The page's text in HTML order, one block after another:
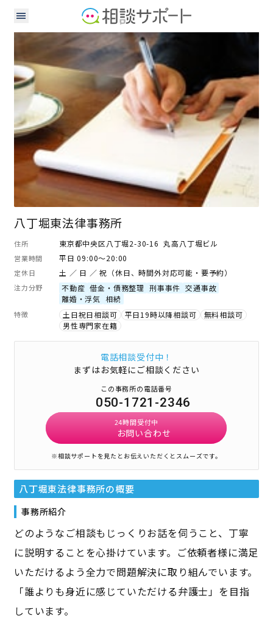
八丁堀東法律事務所
住所 東京都中央区八丁堀2-30-16 丸高八丁堀ビル
営業時間 平日 09:00～20:00
定休日 土 ／ 日 ／ 祝（休日、時間外対応可能・要予約）
注力分野 不動産 借金・債務整理 刑事事件 交通事故
離婚・浮気
相続
特徴 土日祝日相談可 平日19時以降相談可
無料相談可
男性専門家在籍
電話相談受付中！
まずはお気軽にご相談ください
この事務所の電話番号
050-1721-2346
24時間受付中
お問い合わせ
※相談サポートを見たとお伝えいただくとスムーズです。
八丁堀東法律事務所の概要
事務所紹介
どのようなご相談もじっくりお話を伺うこと、丁寧
に説明することを心掛けています。ご依頼者様に満足
いただけるよう全力で問題解決に取り組んでいます。
「誰よりも身近に感じていただける弁護士」を目指
しています。